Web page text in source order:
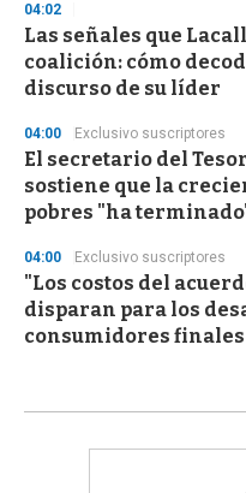
04:02
Las señales que
coalición: cómo
discurso de su líder
04:00 Exclusivo suscriptores
El secretario del
sostiene que la
pobres "ha
04:00 Exclusivo suscriptores
"Los costos del
disparan para los
consumidores finales